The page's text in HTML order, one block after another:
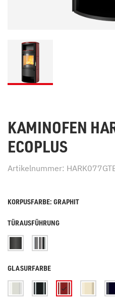
KAMINOFEN
ECOPLUS
Artikelnummer:
KORPUSFARBE: GRAPHIT
TÜRAUSFÜHRUNG
GLASURFARBE